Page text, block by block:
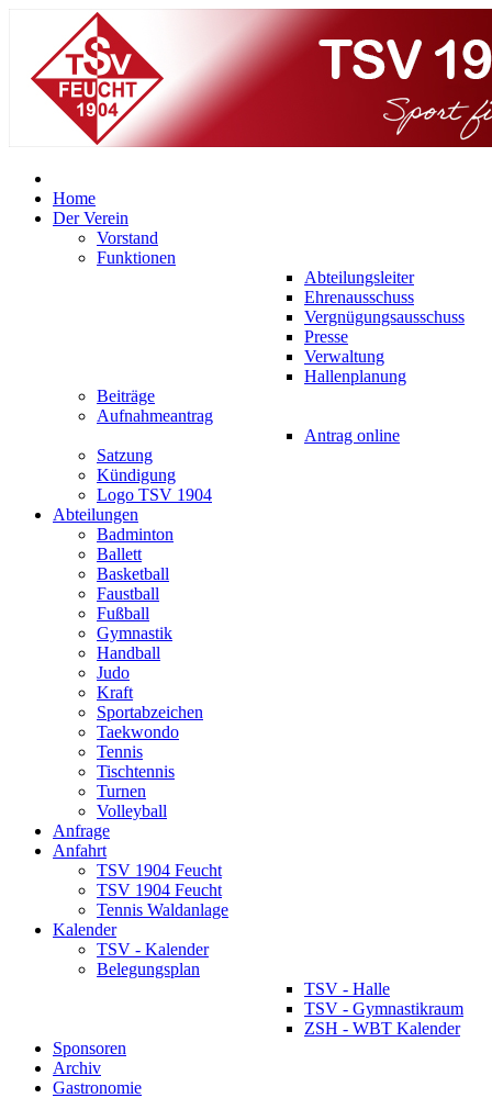
Home
Der Verein
Vorstand
Funktionen
Abteilungsleiter
Ehrenausschuss
Vergnügungsausschuss
Presse
Verwaltung
Hallenplanung
Beiträge
Aufnahmeantrag
Antrag online
Satzung
Kündigung
Logo TSV 1904
Abteilungen
Badminton
Ballett
Basketball
Faustball
Fußball
Gymnastik
Handball
Judo
Kraft
Sportabzeichen
Taekwondo
Tennis
Tischtennis
Turnen
Volleyball
Anfrage
Anfahrt
TSV 1904 Feucht
TSV 1904 Feucht
Tennis Waldanlage
Kalender
TSV - Kalender
Belegungsplan
TSV - Halle
TSV - Gymnastikraum
ZSH - WBT Kalender
Sponsoren
Archiv
Gastronomie